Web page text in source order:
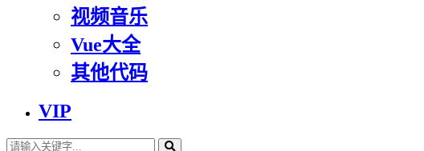
视频音乐
Vue大全
其他代码
VIP